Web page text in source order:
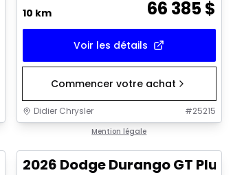
10 km
66 385$
Voir les détails
Commencer votre achat
Didier Chrysler #25215
Mention légale
2026 Dodge Durango GT Plus